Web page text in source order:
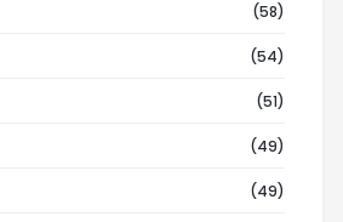
(58)
(54)
(51)
(49)
(49)